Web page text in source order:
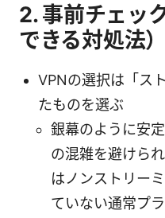
2. 事前チェッ
できる対処法）
VPNの選択は「ス
たものを選ぶ
銀幕のように安
の混雑を避けら
はノンストリー
ていない通常プ